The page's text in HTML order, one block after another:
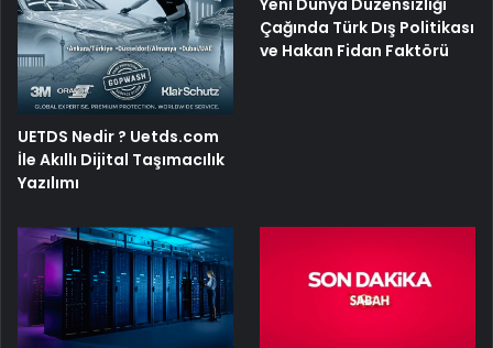
UETDS Nedir ? Uetds.com
İle Akıllı Dijital Taşımacılık
Yazılımı
Çağında Türk Dış Politikası
ve Hakan Fidan Faktörü